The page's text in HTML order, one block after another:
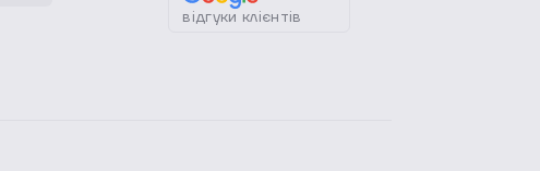
відгуки клієнтів